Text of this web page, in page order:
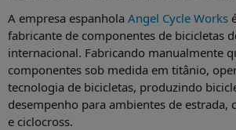
A empresa espanhola Angel Cycle Works
fabricante de componentes de bicicletas
internacional. Fabricando manualmente
componentes sob medida em titânio,
tecnologia de bicicletas, produzindo
desempenho para ambientes de estrada,
e ciclocross.